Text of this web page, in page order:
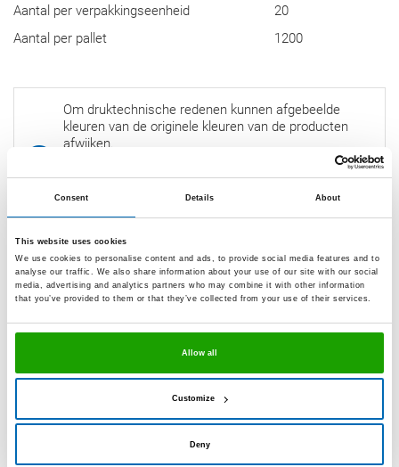
Consent Details About
This website uses cookies
We use cookies to personalise content and ads, to provide social media features and to
analyse our traffic. We also share information about your use of our site with our social
media, advertising and analytics partners who may combine it with other information
that you’ve provided to them or that they’ve collected from your use of their services.
Allow all
Customize
Deny
Aantal per verpakkingseenheid
20
Aantal per pallet
1200
Om druktechnische redenen kunnen afgebeelde
kleuren van de originele kleuren van de producten
afwijken.
Producten, verpakkingen en/of verf, die voorzien zijn
op voorraad verkrijgbaar.
Verbruikscalculator
aanknopingspunt bij rechthoekige voegen. De voegdiepte is
verwerkingstechniek moet er rekening worden gehouden met
een extra verbruik van tot 25%.
Voegbreedte (mm)